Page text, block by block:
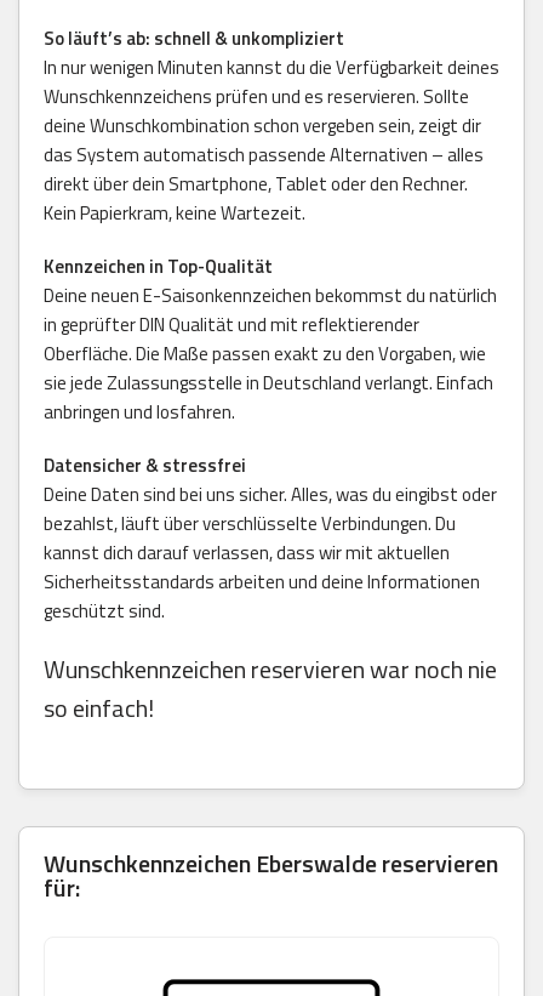
So läuft’s ab: schnell & unkompliziert
In nur wenigen Minuten kannst du die Verfügbarkeit deines
Wunschkennzeichens prüfen und es reservieren. Sollte
deine Wunschkombination schon vergeben sein, zeigt dir
das System automatisch passende Alternativen – alles
direkt über dein Smartphone, Tablet oder den Rechner.
Kein Papierkram, keine Wartezeit.
Kennzeichen in Top-Qualität
Deine neuen E-Saisonkennzeichen bekommst du natürlich
in geprüfter DIN Qualität und mit reflektierender
Oberfläche. Die Maße passen exakt zu den Vorgaben, wie
sie jede Zulassungsstelle in Deutschland verlangt. Einfach
anbringen und losfahren.
Datensicher & stressfrei
Deine Daten sind bei uns sicher. Alles, was du eingibst oder
bezahlst, läuft über verschlüsselte Verbindungen. Du
kannst dich darauf verlassen, dass wir mit aktuellen
Sicherheitsstandards arbeiten und deine Informationen
geschützt sind.
Wunschkennzeichen reservieren war noch nie
so einfach!
Wunschkennzeichen Eberswalde reservieren
für: